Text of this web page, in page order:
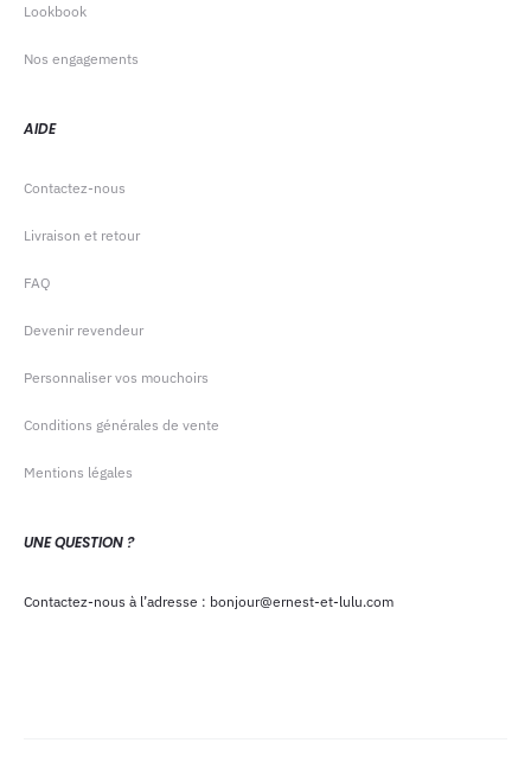
Lookbook
Nos engagements
AIDE
Contactez-nous
Livraison et retour
FAQ
Devenir revendeur
Personnaliser vos mouchoirs
Conditions générales de vente
Mentions légales
UNE QUESTION ?
Contactez-nous à l’adresse : bonjour@ernest-et-lulu.com